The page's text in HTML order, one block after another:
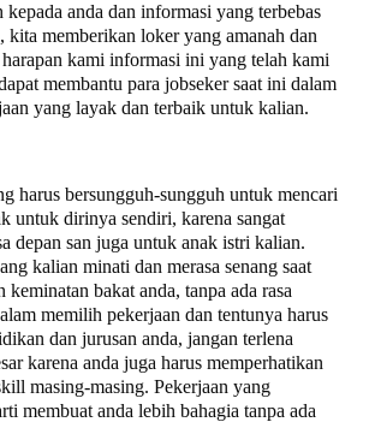
anda dan informasi yang terbebas
kita memberikan loker yang amanah dan
kami informasi ini yang telah kami
membantu para jobseker saat ini dalam
yang layak dan terbaik untuk kalian.
harus bersungguh-sungguh untuk mencari
untuk dirinya sendiri, karena sangat
depan san juga untuk anak istri kalian.
kalian minati dan merasa senang saat
keminatan bakat anda, tanpa ada rasa
memilih pekerjaan dan tentunya harus
dan jurusan anda, jangan terlena
karena anda juga harus memperhatikan
masing-masing. Pekerjaan yang
membuat anda lebih bahagia tanpa ada